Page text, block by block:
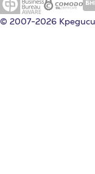
© 2007-2026